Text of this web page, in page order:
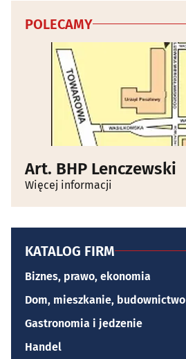
POLECAMY
Art. BHP Lenczewski
Więcej informacji
KATALOG FIRM
Biznes, prawo, ekonomia
Dom, mieszkanie, budownictwo
Gastronomia i jedzenie
Handel